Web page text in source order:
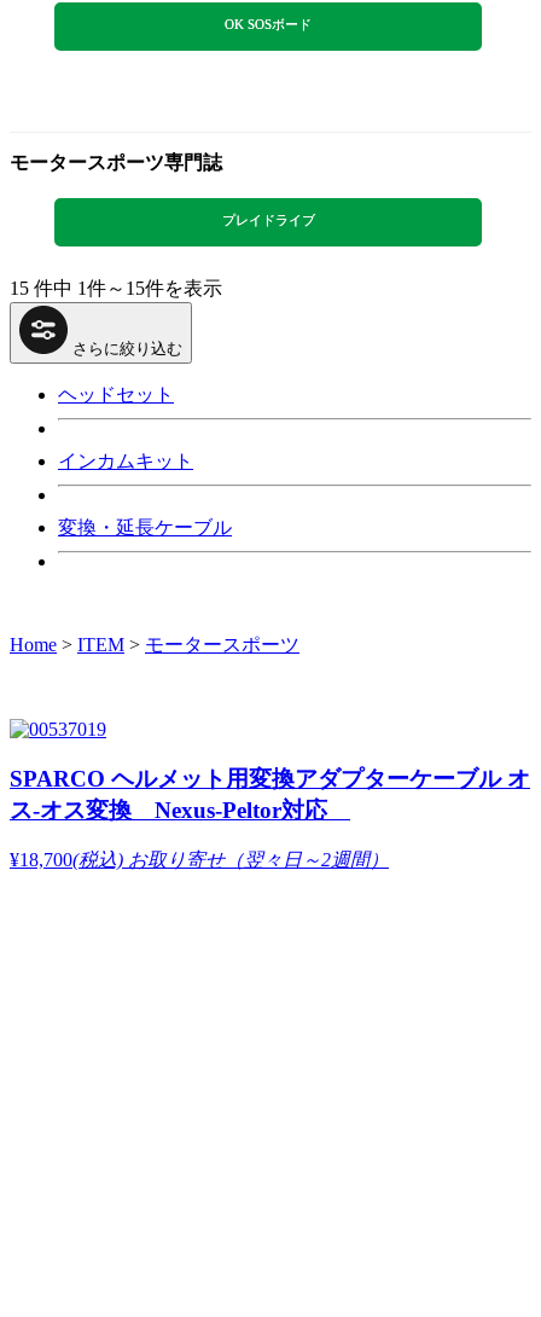
OK SOSボード
モータースポーツ専門誌
プレイドライブ
15 件中 1件～15件を表示
さらに絞り込む
ヘッドセット
インカムキット
変換・延長ケーブル
Home > ITEM > モータースポーツ
SPARCO ヘルメット用変換アダプターケーブル オ
ス-オス変換 Nexus-Peltor対応
¥18,700(税込) お取り寄せ（翌々日～2週間）